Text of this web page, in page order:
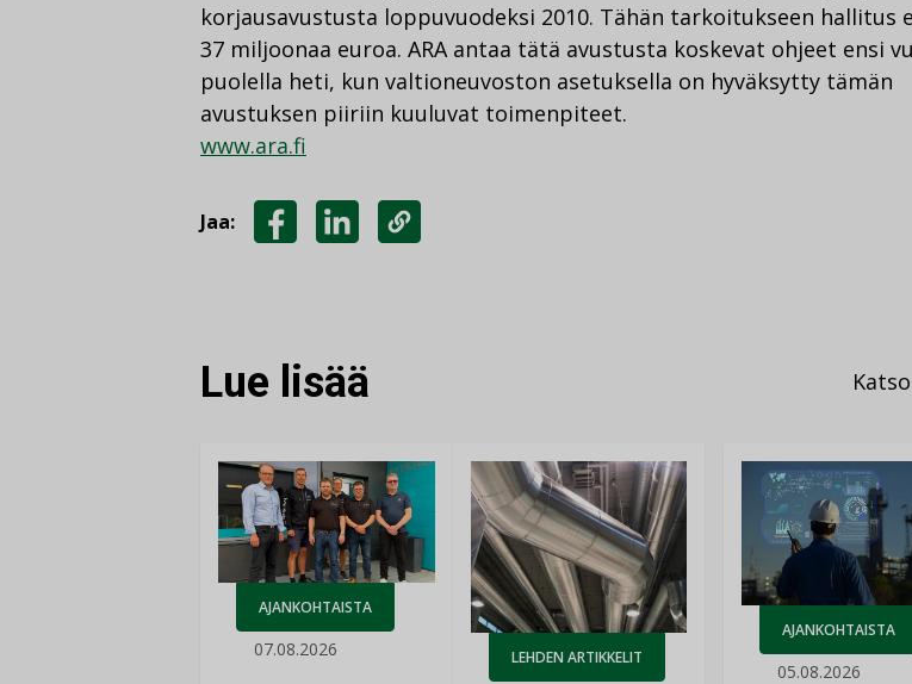
korjausavustusta loppuvuodeksi 2010. Tähän tarkoitukseen hallitus
37 miljoonaa euroa. ARA antaa tätä avustusta koskevat ohjeet ensi
puolella heti, kun valtioneuvoston asetuksella on hyväksytty tämän
avustuksen piiriin kuuluvat toimenpiteet.
www.ara.fi
Jaa:
Lue lisää
AJANKOHTAISTA
07.08.2026 LEHDEN ARTIKKELIT
AJANKOHTAISTA
05.08.2026